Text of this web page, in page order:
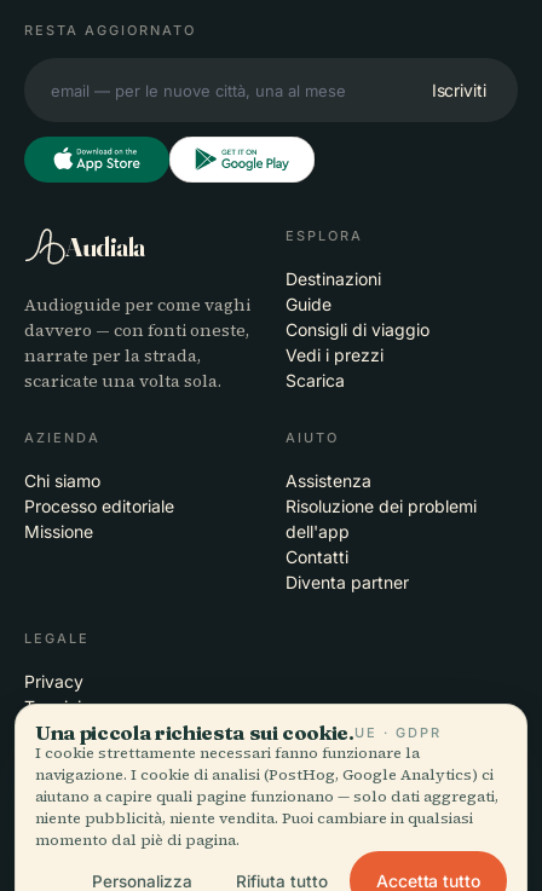
RESTA AGGIORNATO
Iscriviti
Audiala
Audioguide per come vaghi
davvero — con fonti oneste,
narrate per la strada,
scaricate una volta sola.
ESPLORA
Destinazioni
Guide
Consigli di viaggio
Vedi i prezzi
Scarica
AZIENDA
Chi siamo
Processo editoriale
Missione
AIUTO
Assistenza
Risoluzione dei problemi
dell'app
Contatti
Diventa partner
LEGALE
Privacy
Termini
Impostazioni cookie
Elimina account
© 2026 Audiala · Realizzata a Morges, Svizzera, in viaggio e tra le
Una piccola richiesta sui cookie.UE · GDPR
I cookie strettamente necessari fanno funzionare la
navigazione. I cookie di analisi (PostHog, Google Analytics) ci
aiutano a capire quali pagine funzionano — solo dati aggregati,
niente pubblicità, niente vendita. Puoi cambiare in qualsiasi
momento dal piè di pagina.
Personalizza Rifiuta tutto Accetta tutto